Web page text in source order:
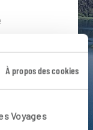
À propos des cookies
Voyages
à nos
au plus